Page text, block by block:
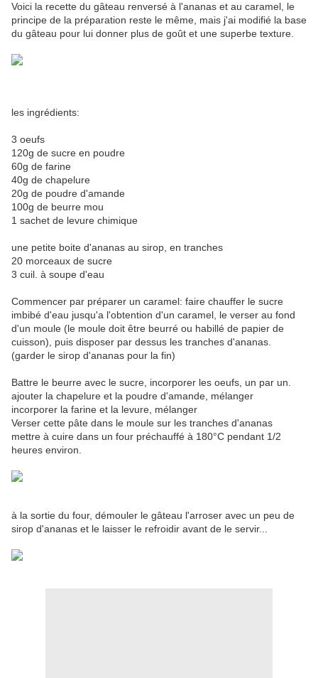
Voici la recette du gâteau renversé à l'ananas et au caramel, le
principe de la préparation reste le même, mais j'ai modifié la base
du gâteau pour lui donner plus de goût et une superbe texture.
les ingrédients:
3 oeufs
120g de sucre en poudre
60g de farine
40g de chapelure
20g de poudre d'amande
100g de beurre mou
1 sachet de levure chimique
une petite boite d'ananas au sirop, en tranches
20 morceaux de sucre
3 cuil. à soupe d'eau
Commencer par préparer un caramel: faire chauffer le sucre
imbibé d'eau jusqu'a l'obtention d'un caramel, le verser au fond
d'un moule (le moule doit être beurré ou habillé de papier de
cuisson), puis disposer par dessus les tranches d'ananas.
(garder le sirop d'ananas pour la fin)
Battre le beurre avec le sucre, incorporer les oeufs, un par un.
ajouter la chapelure et la poudre d'amande, mélanger
incorporer la farine et la levure, mélanger
Verser cette pâte dans le moule sur les tranches d'ananas
mettre à cuire dans un four préchauffé à 180°C pendant 1/2
heures environ.
à la sortie du four, démouler le gâteau l'arroser avec un peu de
sirop d'ananas et le laisser le refroidir avant de le servir...